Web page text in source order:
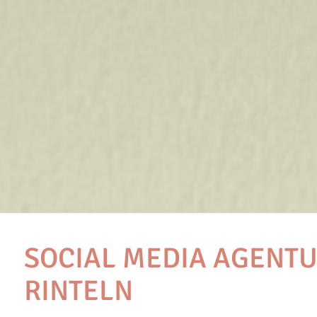
SOCIAL MEDIA
RINTELN